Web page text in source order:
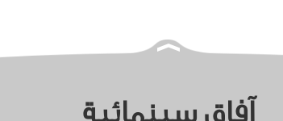
آفاق سينمائية